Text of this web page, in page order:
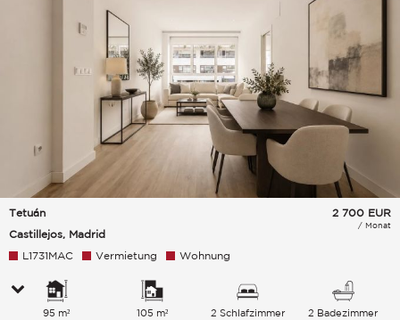
Tetuán
Castillejos, Madrid
2 700 EUR
/ Monat
L1731MAC Vermietung Wohnung
95 m² 105 m² 2 Schlafzimmer 2 Badezimmer